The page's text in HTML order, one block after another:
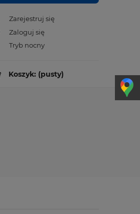
Zarejestruj się
Zaloguj się
Koszyk: (pusty)